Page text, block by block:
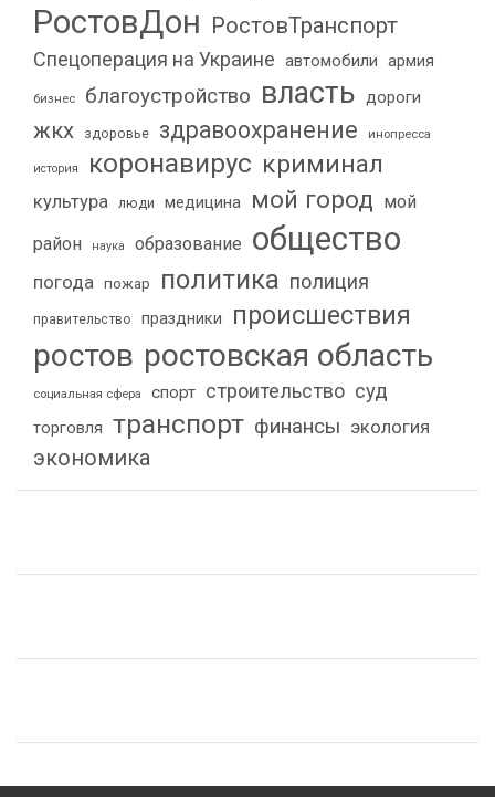
РостовДон РостовТранспорт
Спецоперация на Украине автомобили армия
бизнес благоустройство власть дороги
жкх здоровье здравоохранение инопресса
история коронавирус криминал
культура люди медицина мой город мой
район
наука образование общество
погода пожар политика полиция
правительство праздники происшествия
ростов ростовская область
социальная сфера спорт строительство суд
торговля транспорт финансы экология
экономика